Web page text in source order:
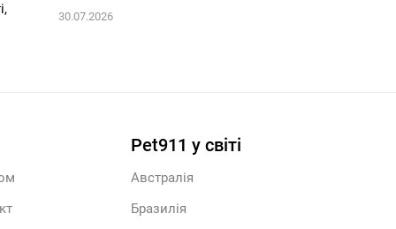
30.07.2026
Pet911 у світі
Австралія
Бразилія